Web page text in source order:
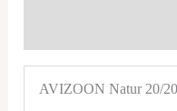
AVIZOON Natur 20/